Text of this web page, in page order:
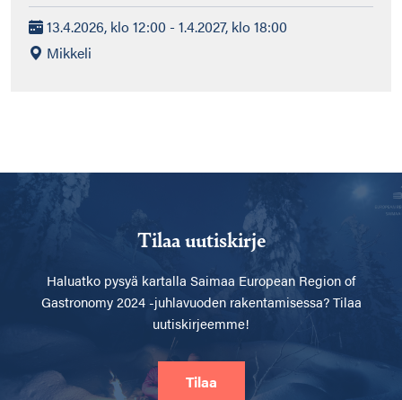
13.4.2026, klo 12:00 - 1.4.2027, klo 18:00
Mikkeli
Tilaa uutiskirje
Haluatko pysyä kartalla Saimaa European Region of
Gastronomy 2024 -juhlavuoden rakentamisessa? Tilaa
uutiskirjeemme!
Tilaa